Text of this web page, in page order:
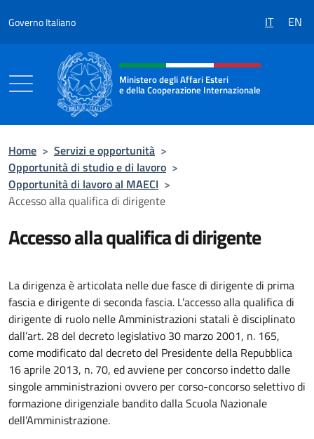
Governo Italiano IT EN
Intestazione sito, social e menù
Ministero degli Affari Esteri
e della Cooperazione Internazionale
Home > Servizi e opportunità >
Opportunità di studio e di lavoro >
Opportunità di lavoro al MAECI >
Accesso alla qualifica di dirigente
Accesso alla qualifica di dirigente
La dirigenza è articolata nelle due fasce di dirigente di prima
fascia e dirigente di seconda fascia. L’accesso alla qualifica di
dirigente di ruolo nelle Amministrazioni statali è disciplinato
dall’art. 28 del decreto legislativo 30 marzo 2001, n. 165,
come modificato dal decreto del Presidente della Repubblica
16 aprile 2013, n. 70, ed avviene per concorso indetto dalle
singole amministrazioni ovvero per corso-concorso selettivo di
formazione dirigenziale bandito dalla Scuola Nazionale
dell’Amministrazione.